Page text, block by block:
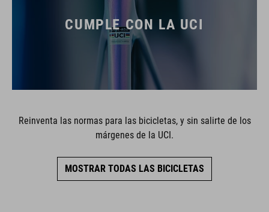
CUMPLE CON LA UCI
Reinventa las normas para las bicicletas, y sin salirte de los
márgenes de la UCI.
MOSTRAR TODAS LAS BICICLETAS